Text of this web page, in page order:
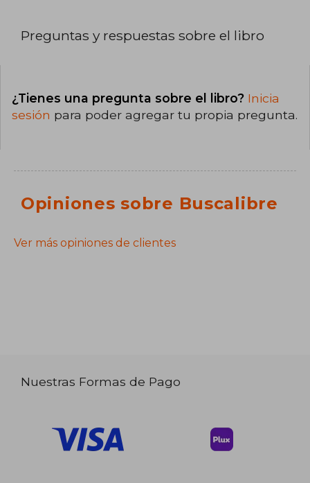
Preguntas y respuestas sobre el libro
¿Tienes una pregunta sobre el libro? Inicia
sesión para poder agregar tu propia pregunta.
Opiniones sobre Buscalibre
Ver más opiniones de clientes
Nuestras Formas de Pago